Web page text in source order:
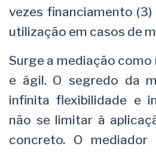
vezes financiamento
utilização em casos de
Surge a mediação
e ágil. O segredo da
infinita flexibilidade e
não se limitar à
concreto. O